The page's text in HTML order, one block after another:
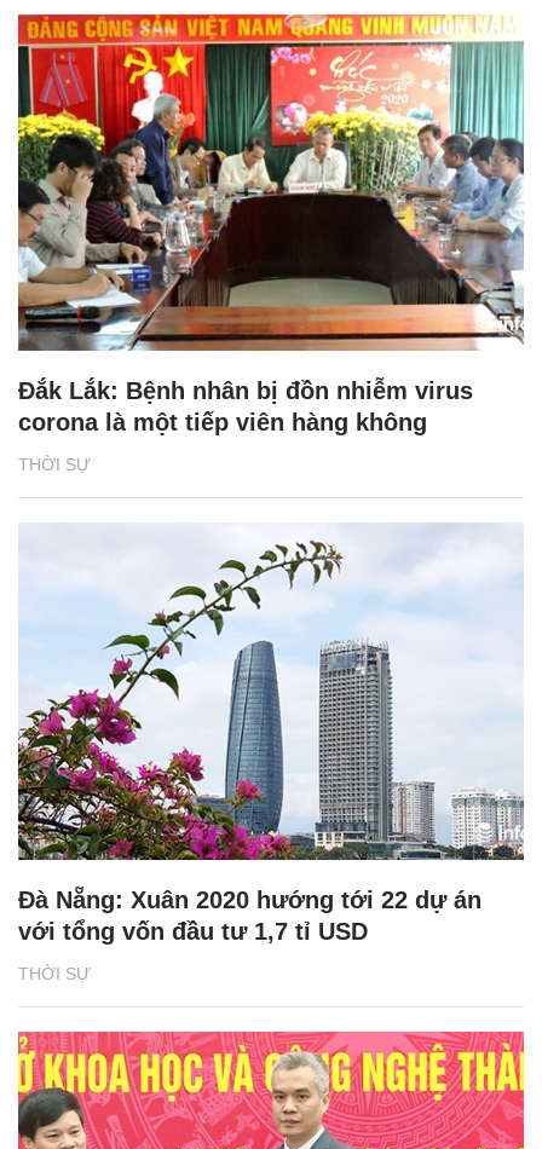
THỜI SỰ
Đắk Lắk: Bệnh nhân bị đồn nhiễm virus
corona là một tiếp viên hàng không
THỜI SỰ
Đà Nẵng: Xuân 2020 hướng tới 22 dự án
với tổng vốn đầu tư 1,7 tỉ USD